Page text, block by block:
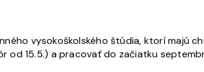
vysokoškolského štúdia, ktorí majú
od 15.5.) a pracovať do začiatku